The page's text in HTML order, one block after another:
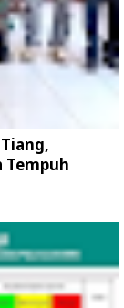
Tempuh